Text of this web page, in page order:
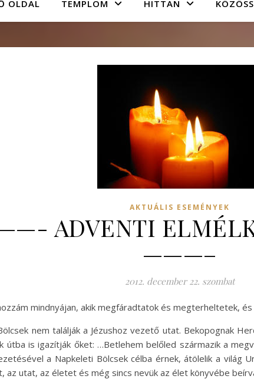
OLDAL TEMPLOM HITTAN
AKTUÁLIS ESEMÉNYEK
ADVENTI
———–
2012. december 22. szombat
mindnyájan, akik megfáradtatok és megterheltetek,
nem találják a Jézushoz vezető utat. Bekopognak
útba is igazítják őket: …Betlehem belőled származik a
a Napkeleti Bölcsek célba érnek, átölelik a világ
az utat, az életet és még sincs nevük az élet könyvébe